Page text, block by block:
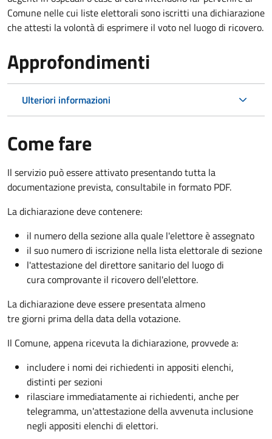
Comune nelle cui liste elettorali sono iscritti una dichiarazione
che attesti la volontà di esprimere il voto nel luogo di ricovero.
Approfondimenti
Ulteriori informazioni
Come fare
Il servizio può essere attivato presentando tutta la
documentazione prevista, consultabile in formato PDF.
La dichiarazione deve contenere:
il numero della sezione alla quale l'elettore è assegnato
il suo numero di iscrizione nella lista elettorale di sezione
l'attestazione del direttore sanitario del luogo di
cura comprovante il ricovero dell'elettore.
La dichiarazione deve essere presentata almeno
tre giorni prima della data della votazione.
Il Comune, appena ricevuta la dichiarazione, provvede a:
includere i nomi dei richiedenti in appositi elenchi,
distinti per sezioni
rilasciare immediatamente ai richiedenti, anche per
telegramma, un'attestazione della avvenuta inclusione
negli appositi elenchi di elettori.